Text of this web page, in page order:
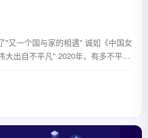
"又一个国与家的相遇" 诚如《中国女
大出自不平凡" 2020年，有多不平